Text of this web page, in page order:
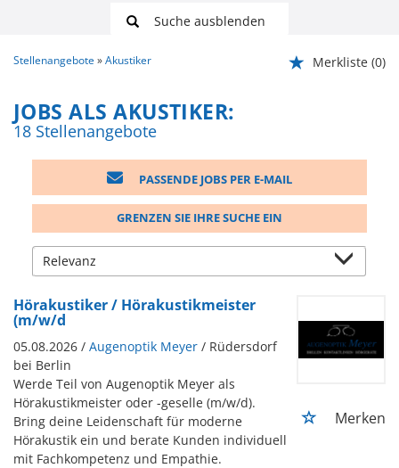
Suche ausblenden
Stellenangebote Akustiker Merkliste (0)
JOBS ALS AKUSTIKER:
18 Stellenangebote
PASSENDE JOBS PER E-MAIL
GRENZEN SIE IHRE SUCHE EIN
Hörakustiker / Hörakustikmeister
(m/w/d
05.08.2026 / Augenoptik Meyer / Rüdersdorf
bei Berlin
Werde Teil von Augenoptik Meyer als
Hörakustikmeister oder -geselle (m/w/d).
Bring deine Leidenschaft für moderne
Hörakustik ein und berate Kunden individuell
mit Fachkompetenz und Empathie.
Merken